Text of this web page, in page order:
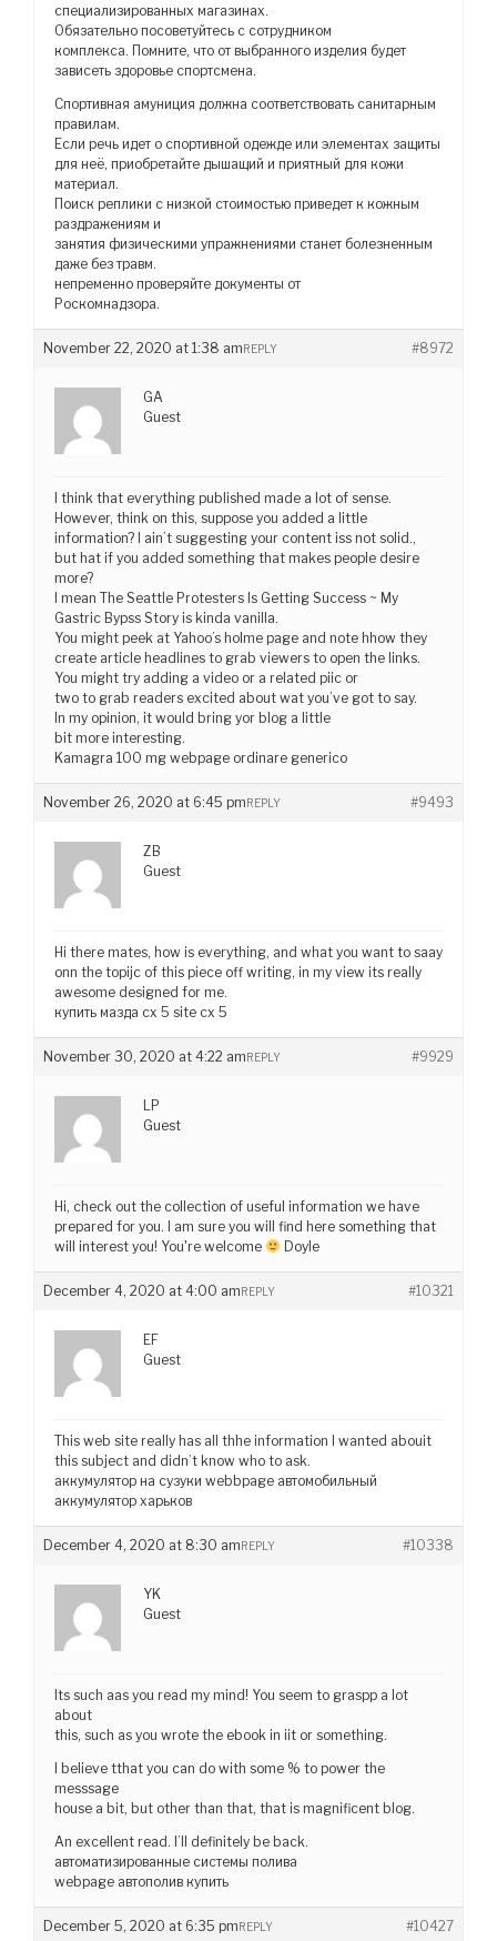
специализированных магазинах.
Обязательно посоветуйтесь с сотрудником
комплекса. Помните, что от выбранного изделия будет
зависеть здоровье спортсмена.
Спортивная амуниция должна соответствовать санитарным
правилам.
Если речь идет о спортивной одежде или элементах защиты
для неё, приобретайте дышащий и приятный для кожи
материал.
Поиск реплики с низкой стоимостью приведет к кожным
раздражениям и
занятия физическими упражнениями станет болезненным
даже без травм.
непременно проверяйте документы от
Роскомнадзора.
November 22, 2020 at 1:38 am #8972
REPLY
GA
Guest
I think that everything published made a lot of sense.
However, think on this, suppose you added a little
information? I ain’t suggesting your content iss not solid.,
but hat if you added something that makes people desire
more?
I mean The Seattle Protesters Is Getting Success ~ My
Gastric Bypss Story is kinda vanilla.
You might peek at Yahoo’s holme page and note hhow they
create article headlines to grab viewers to open the links.
You might try adding a video or a related piic or
two to grab readers excited about wat you’ve got to say.
In my opinion, it would bring yor blog a little
bit more interesting.
Kamagra 100 mg webpage ordinare generico
November 26, 2020 at 6:45 pm #9493
REPLY
ZB
Guest
Hi there mates, how is everything, and what you want to saay
onn the topijc of this piece off writing, in my view its really
awesome designed for me.
купить мазда сх 5 site cx 5
November 30, 2020 at 4:22 am #9929
REPLY
LP
Guest
Hi, check out the collection of useful information we have
prepared for you. I am sure you will find here something that
will interest you! You're welcome
Doyle
December 4, 2020 at 4:00 am #10321
REPLY
EF
Guest
This web site really has all thhe information I wanted abouit
this subject and didn’t know who to ask.
аккумулятор на сузуки webbpage автомобильный
аккумулятор харьков
December 4, 2020 at 8:30 am #10338
REPLY
YK
Guest
Its such aas you read my mind! You seem to graspp a lot
about
this, such as you wrote the ebook in iit or something.
I believe tthat you can do with some % to power the
messsage
house a bit, but other than that, that is magnificent blog.
An excellent read. I’ll definitely be back.
автоматизированные системы полива
webpage автополив купить
December 5, 2020 at 6:35 pm #10427
REPLY